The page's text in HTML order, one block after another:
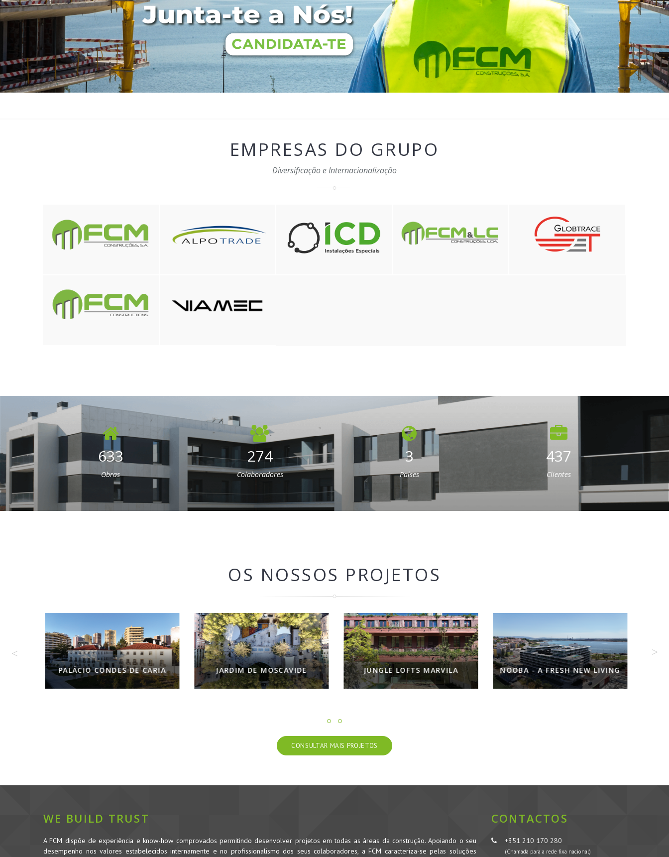
EMPRESAS DO GRUPO
Diversificação e Internacionalização
633
Obras
274
Colaboradores
3
Países
437
Clientes
OS NOSSOS PROJETOS
PALÁCIO CONDES DE CARIA JARDIM DE MOSCAVIDE JUNGLE LOFTS MARVILA NOOBA - A FRESH NEW LIVING
CONSULTAR MAIS PROJETOS
WE BUILD TRUST
A FCM dispõe de experiência e know-how comprovados permitindo desenvolver projetos em todas as áreas da construção. Apoiando o seu
desempenho nos valores estabelecidos internamente e no profissionalismo dos seus colaboradores, a FCM caracteriza-se pelas soluções
CONTACTOS
+351 210 170 280
(Chamada para a rede fixa nacional)